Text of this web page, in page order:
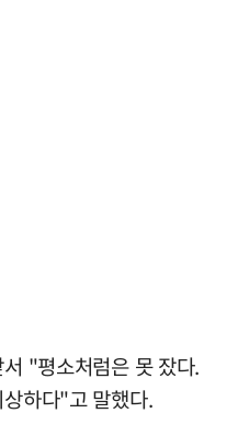
"평소처럼은 못 잤다.
하다"고 말했다.